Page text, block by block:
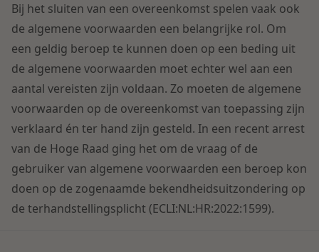
Herstructurering & Insolventie
Energie
Zorg & Sociaal domein
Vastgoed
Overheid & Omgeving
Dichtbij de kansen en uitdagingen in de
woningbouw
Lees meer
Internationale partners
Nieuws
Contact
Nederlands
Bij het sluiten van een overeenkomst spelen vaak ook
de algemene voorwaarden een belangrijke rol. Om
een geldig beroep te kunnen doen op een beding uit
de algemene voorwaarden moet echter wel aan een
aantal vereisten zijn voldaan. Zo moeten de algemene
voorwaarden op de overeenkomst van toepassing zijn
verklaard én ter hand zijn gesteld. In een recent arrest
van de Hoge Raad ging het om de vraag of de
gebruiker van algemene voorwaarden een beroep kon
doen op de zogenaamde bekendheidsuitzondering op
de terhandstellingsplicht (ECLI:NL:HR:2022:1599).